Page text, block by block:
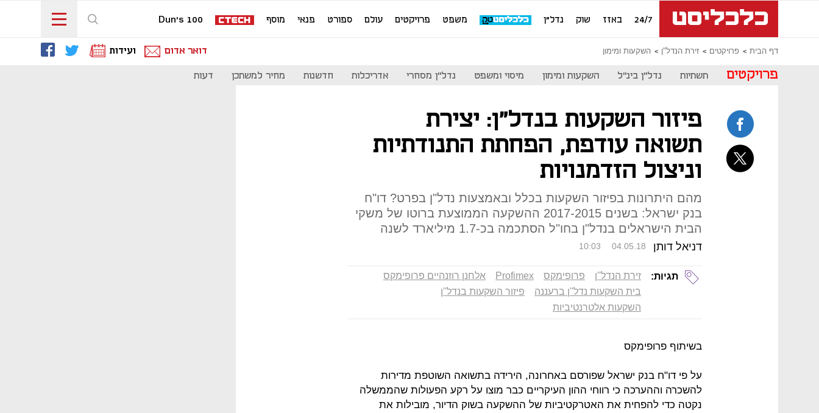
24/7 באזז שוק נדל"ן משפט פרויקטים עולם ספורט פנאי מוסף Dun's 100
דף הבית פרויקטים זירת הנדל"ן השקעות ומימון דואר אדום ועידות
פרויקטים תשתיות נדל"ן בינ"ל השקעות ומימון מיסוי ומשפט נדל"ן מסחרי אדריכלות חדשנות מחיר למשתכן דעות
פיזור השקעות בנדל"ן: יצירת
תשואה עודפת, הפחתת התנודתיות
וניצול הזדמנויות
מהם היתרונות בפיזור השקעות בכלל ובאמצעות נדל"ן בפרט? דו"ח
בנק ישראל: בשנים 2017-2015 ההשקעה הממוצעת ברוטו של משקי
הבית הישראלים בנדל"ן בחו"ל הסתכמה בכ-1.7 מיליארד לשנה
דניאל דותן 10:03 04.05.18
תגיות: זירת הנדל''ן פרופימקס Profimex
אלחנן רוזנהיים פרופימקס
בית השקעות נדל''ן ברעננה
פיזור השקעות בנדל''ן
השקעות אלטרנטיביות
בשיתוף פרופימקס
על פי דו"ח בנק ישראל שפורסם באחרונה, הירידה בתשואה השוטפת מדירות
להשכרה וההערכה כי רווחי ההון העיקריים כבר מוצו על רקע הפעולות שהממשלה
נקטה כדי להפחית את האטרקטיביות של ההשקעה בשוק הדיור, מובילות את